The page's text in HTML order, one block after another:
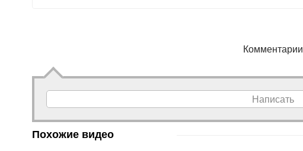
Комментарии
Написать
Похожие видео